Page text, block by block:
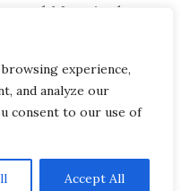
experience,
and analyze our
consent to our use of
Accept All
el Manejo de
Basado en
COOKIES